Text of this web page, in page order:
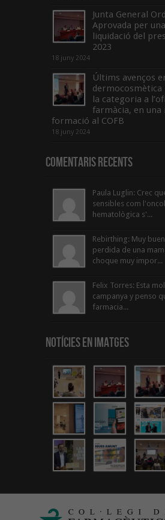
Junta General
Aprovada per
liquidació del
2023
18 juny 2024
Últims avenços
dermocosmètica
la categoria a
farmàcia, en una
formació al COFB
18 juny 2024
Comentaris Recents
Paula Luglin: Crec
sensibles com
hematològica s'...
Rebirthing: Muy
perdida de una
choque muy impor...
Felix Torres: Esta
campanya y penso
farmacia...
Notícies en Imatges